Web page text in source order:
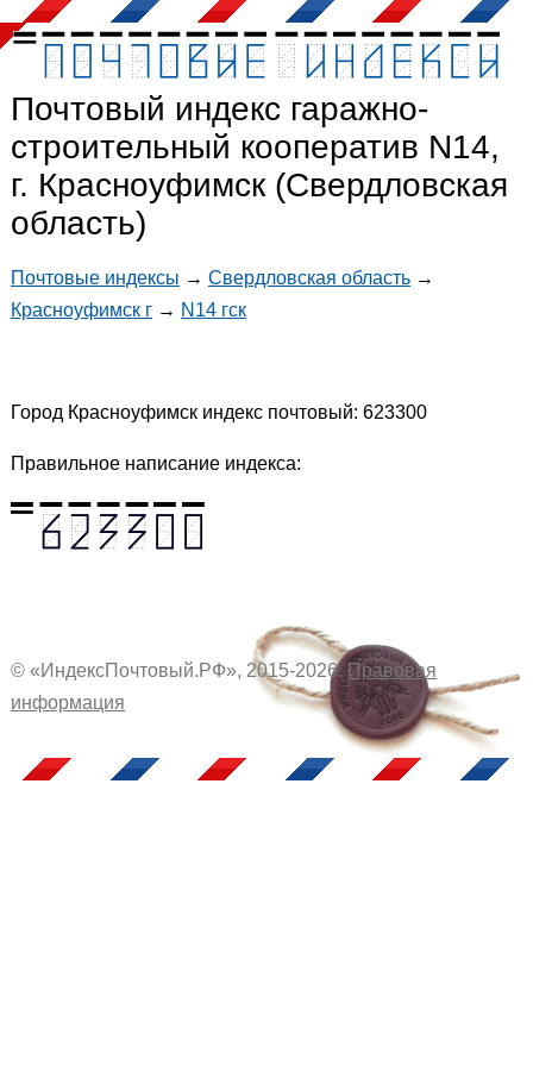
Почтовый индекс гаражно-
строительный кооператив N14,
г. Красноуфимск (Свердловская
область)
Почтовые индексы → Свердловская область →
Красноуфимск г → N14 гск
Город Красноуфимск индекс почтовый: 623300
Правильное написание индекса:
© «ИндексПочтовый.РФ», 2015-2026.Правовая
информация